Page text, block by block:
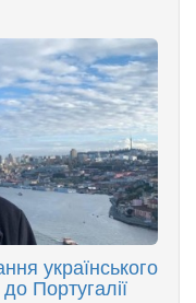
українського
Португалії